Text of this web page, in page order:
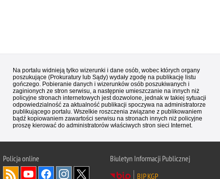
Na portalu widnieją tylko wizerunki i dane osób, wobec których organy
poszukujące (Prokuratury lub Sądy) wydały zgodę na publikację listu
gończego. Pobieranie danych i wizerunków osób poszukiwanych i
zaginionych ze stron serwisu, a następnie umieszczanie na innych niż
policyjne stronach internetowych jest dozwolone, jednak w takiej sytuacji
odpowiedzialność za aktualność publikacji spoczywa na administratorze
publikującego portalu. Wszelkie roszczenia związane z publikowaniem
bądź kopiowaniem zawartości serwisu na stronach innych niż policyjne
proszę kierować do administratorów właściwych stron sieci Internet.
Policjaonline
Biuletyn Informacji Publicznej
BIP KGP